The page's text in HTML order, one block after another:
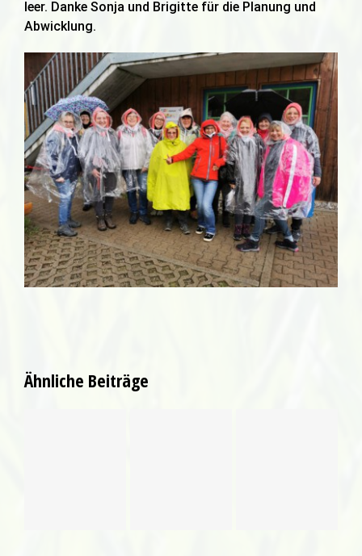
leer. Danke Sonja und Brigitte für die Planung und
Abwicklung.
Ähnliche Beiträge